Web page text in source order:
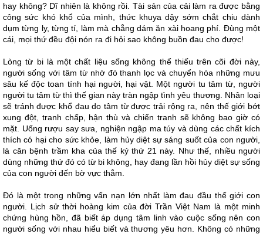
hay không? Dĩ nhiên là không rồi. Tài sản của cải làm ra được bằng
công sức khó khổ của mình, thức khuya dậy sớm chắt chiu dành
dụm từng ly, từng tí, làm mà chẳng dám ăn xài hoang phí. Đùng một
cái, mọi thứ đều đội nón ra đi hỏi sao không buồn đau cho được!
Lòng từ bi là một chất liệu sống không thể thiếu trên cõi đời này,
người sống với tâm từ nhờ đó thanh lọc và chuyển hóa những mưu
sâu kế độc toan tính hại người, hại vật. Một người tu tâm từ, người
người tu tâm từ thì thế gian này tràn ngập tình yêu thương. Nhân loại
sẽ tránh được khổ đau do tâm từ được trải rộng ra, nên thế giới bớt
xung đột, tranh chấp, hận thù và chiến tranh sẽ không bao giờ có
mặt. Uống rượu say sưa, nghiện ngập ma túy và dùng các chất kích
thích có hại cho sức khỏe, làm hủy diệt sự sáng suốt của con người,
là căn bệnh trầm kha của thế kỷ thứ 21 này. Như thế, nhiều người
dùng những thứ đó có từ bi không, hay đang lần hồi hủy diệt sự sống
của con người đến bờ vực thẳm.
Đó là một trong những vấn nạn lớn nhất làm đau đầu thế giới con
người. Lịch sử thời hoàng kim của đời Trần Việt Nam là một minh
chứng hùng hồn, đã biết áp dụng tâm linh vào cuộc sống nên con
người sống với nhau hiểu biết và thương yêu hơn. Không có những